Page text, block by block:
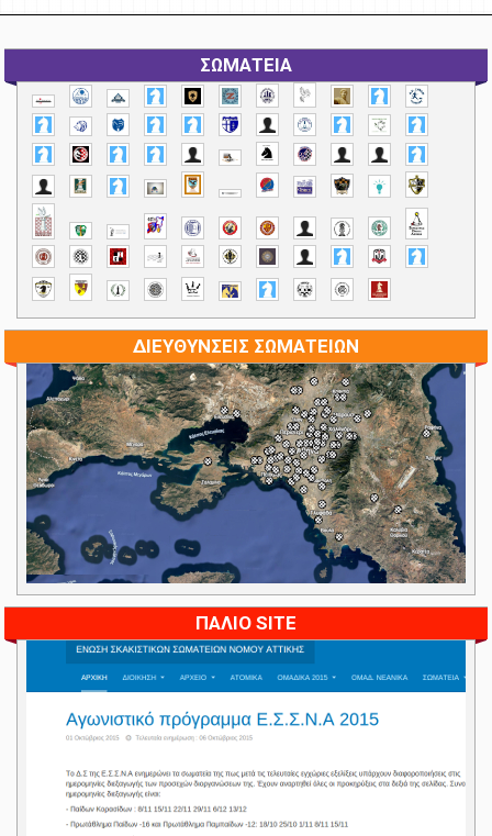
ΣΩΜΑΤΕΙΑ
ΔΙΕΥΘΥΝΣΕΙΣ ΣΩΜΑΤΕΙΩΝ
ΠΑΛΙΟ SITE